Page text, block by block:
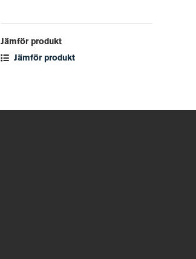
Jämför produkt
Jämför produkt